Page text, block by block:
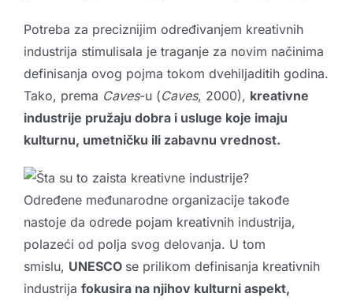
Potreba za preciznijim određivanjem kreativnih
industrija stimulisala je traganje za novim načinima
definisanja ovog pojma tokom dvehiljaditih godina.
Tako, prema Caves-u (Caves, 2000), kreativne
industrije pružaju dobra i usluge koje imaju
kulturnu, umetničku ili zabavnu vrednost.
Određene međunarodne organizacije takođe
nastoje da odrede pojam kreativnih industrija,
polazeći od polja svog delovanja. U tom
smislu, UNESCO se prilikom definisanja kreativnih
industrija fokusira na njihov kulturni aspekt,